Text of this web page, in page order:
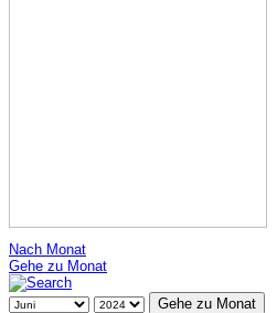
Nach Monat
Gehe zu Monat
Gehe zu Monat